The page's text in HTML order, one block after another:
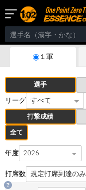
１軍
選手
リーグ
打撃成績
全て
年度
打席数